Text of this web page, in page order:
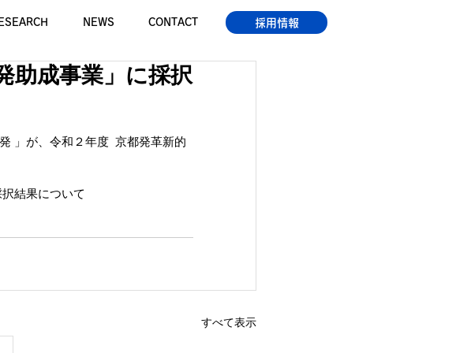
NEWS CONTACT 採用情報
助成事業」に採択
」が、令和２年度  京都発革新的
結果について
すべて表示